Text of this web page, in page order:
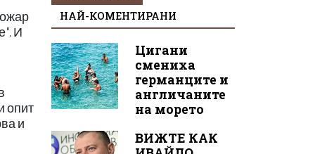
И
опит
и
НАЙ-КОМЕНТИРАНИ
Цигани
смениха
германците и
англичаните
на морето
ВИЖТЕ КАК